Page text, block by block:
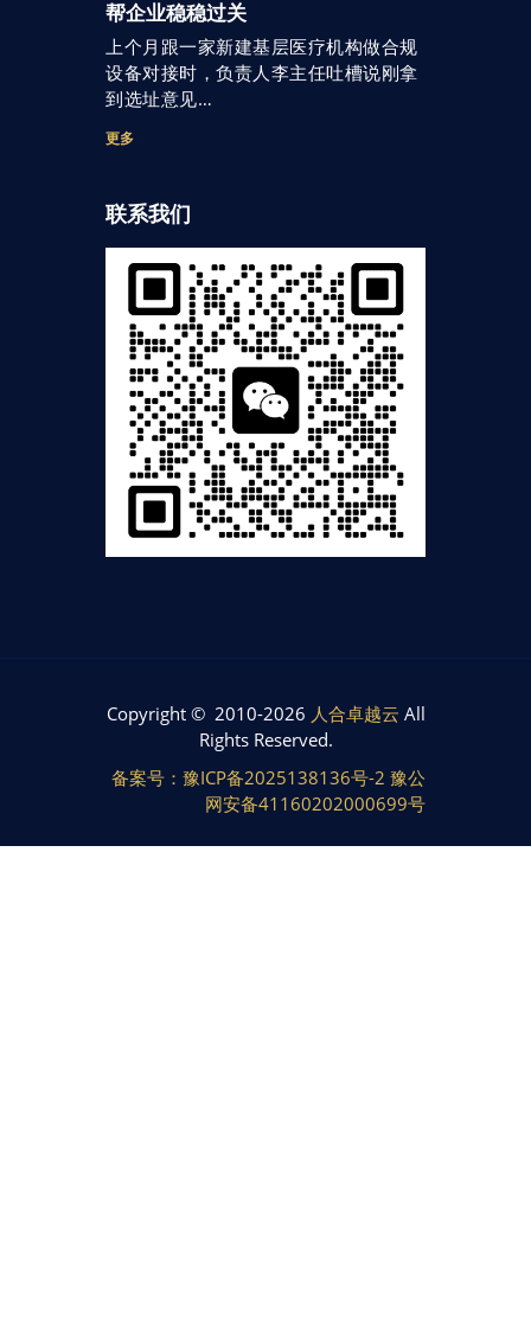
帮企业稳稳过关
上个月跟一家新建基层医疗机构做合规
设备对接时，负责人李主任吐槽说刚拿
到选址意见…
更多
联系我们
Copyright © 2010-2026 人合卓越云 All
Rights Reserved.
备案号：豫ICP备2025138136号-2 豫公
网安备41160202000699号